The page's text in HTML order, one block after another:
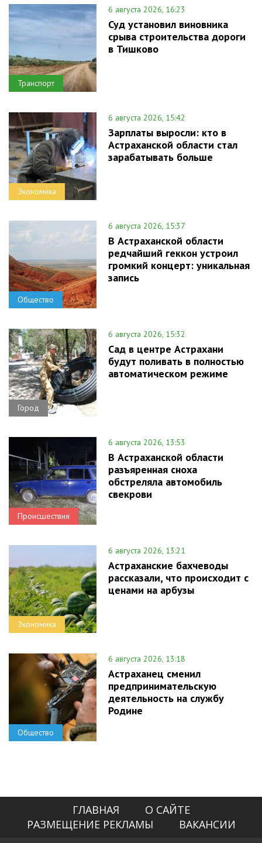
Транспорт
6 августа 2026, 16:23
Суд установил виновника
срыва строительства дороги
в Тишково
Экономика
6 августа 2026, 15:42
Зарплаты выросли: кто в
Астраханской области стал
зарабатывать больше
Общество
6 августа 2026, 15:37
В Астраханской области
редчайший геккон устроил
громкий концерт: уникальная
запись
Город
6 августа 2026, 15:32
Сад в центре Астрахани
будут поливать в полностью
автоматическом режиме
Происшествия
6 августа 2026, 13:53
В Астраханской области
разъяренная сноха
обстреляла автомобиль
свекрови
Экономика
6 августа 2026, 13:21
Астраханские бахчеводы
рассказали, что происходит с
ценами на арбузы
Общество
6 августа 2026, 13:18
Астраханец сменил
предпринимательскую
деятельность на службу
Родине
ГЛАВНАЯ
О САЙТЕ
РАЗМЕЩЕНИЕ РЕКЛАМЫ
ВАКАНСИИ